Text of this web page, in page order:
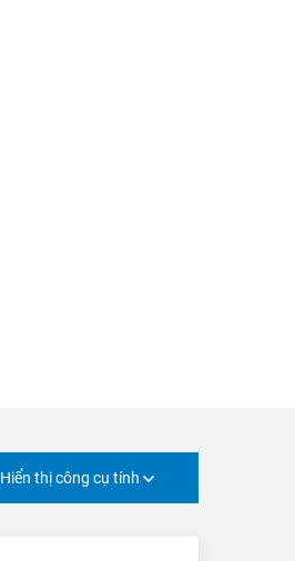
Hiển thị công cụ tính